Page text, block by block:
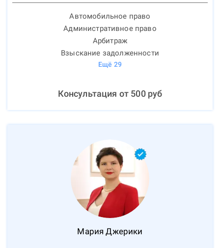
Автомобильное право
Административное право
Арбитраж
Взыскание задолженности
Ещё 29
Консультация от 500руб
Мария Джерики